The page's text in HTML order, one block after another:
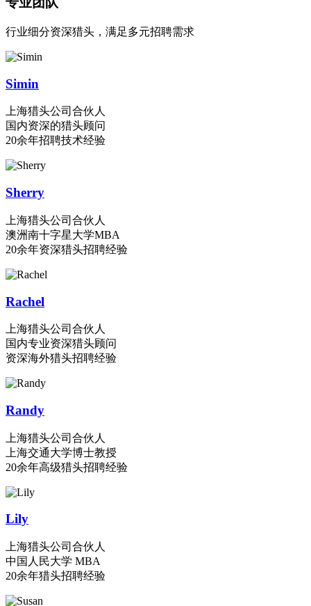
行业细分资深猎头，满足多元招聘需求
Simin
上海猎头公司合伙人
国内资深的猎头顾问
20余年招聘技术经验
Sherry
上海猎头公司合伙人
澳洲南十字星大学MBA
20余年资深猎头招聘经验
Rachel
上海猎头公司合伙人
国内专业资深猎头顾问
资深海外猎头招聘经验
Randy
上海猎头公司合伙人
上海交通大学博士教授
20余年高级猎头招聘经验
Lily
上海猎头公司合伙人
中国人民大学 MBA
20余年猎头招聘经验